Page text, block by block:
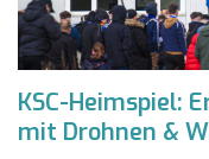
KSC-Heimspiel:
mit Drohnen &